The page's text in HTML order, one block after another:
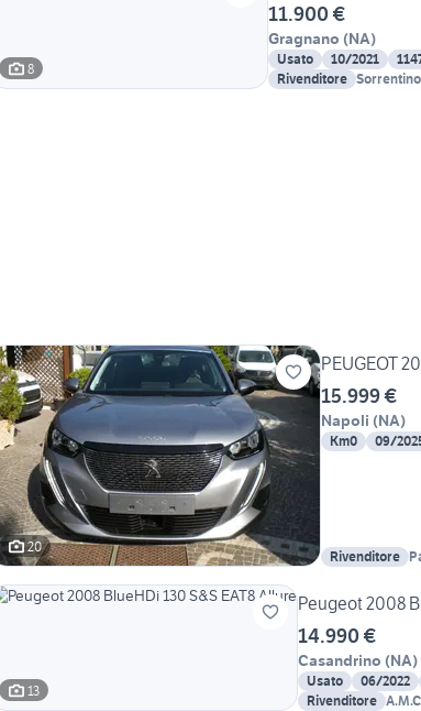
8
11.900 €
Gragnano (NA)
Usato 10/2021
Rivenditore
20
PEUGEOT
15.999 €
Napoli (NA)
Km0 09/
Rivenditore
13
Peugeot 2008
14.990 €
Casandrino (NA)
Usato 06/2022
Rivenditore